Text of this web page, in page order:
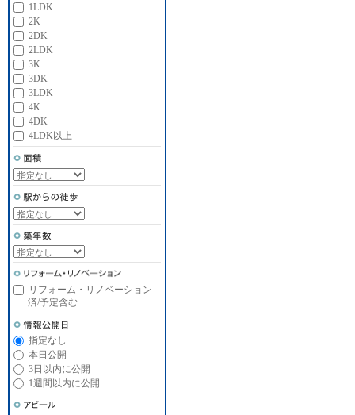
1LDK
2K
2DK
2LDK
3K
3DK
3LDK
4K
4DK
4LDK以上
リフォーム・リノベーション
済/予定含む
指定なし
本日公開
3日以内に公開
1週間以内に公開